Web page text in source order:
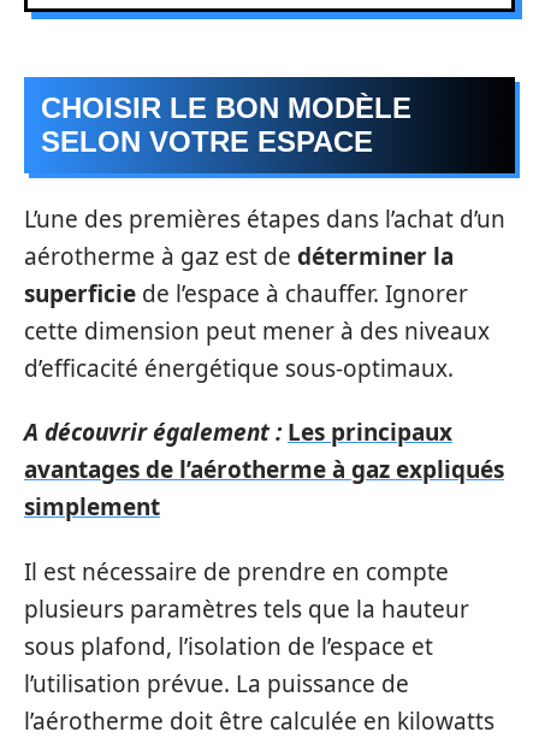
CHOISIR LE BON MODÈLE
SELON VOTRE ESPACE
L’une des premières étapes dans l’achat d’un
aérotherme à gaz est de déterminer la
superficie de l’espace à chauffer. Ignorer
cette dimension peut mener à des niveaux
d’efficacité énergétique sous-optimaux.
A découvrir également : Les principaux
avantages de l’aérotherme à gaz expliqués
simplement
Il est nécessaire de prendre en compte
plusieurs paramètres tels que la hauteur
sous plafond, l’isolation de l’espace et
l’utilisation prévue. La puissance de
l’aérotherme doit être calculée en kilowatts